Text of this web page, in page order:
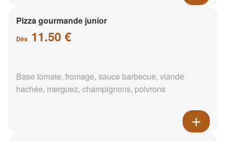
Pizza gourmande junior
Dès 11.50 €
Base tomate, fromage, sauce barbecue, viande
hachée, merguez, champignons, poivrons